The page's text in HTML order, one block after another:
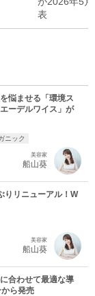
表
悩ませる「環境ス
ーデルワイス」が
ニック
美容家
船山葵
りリニューアル！W
美容家
船山葵
合わせて最適な導
ら発売